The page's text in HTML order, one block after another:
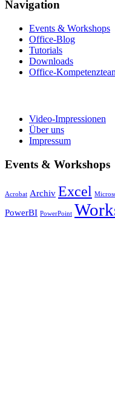
Navigation
Events & Workshops
Office-Blog
Tutorials
Downloads
Office-
Video-Impressionen
Über uns
Impressum
Events & Workshops
Acrobat Archiv Excel
PowerBI PowerPoint